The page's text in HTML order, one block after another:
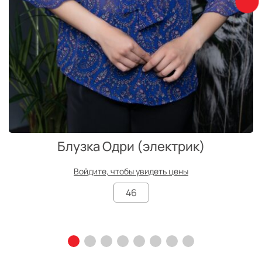
Блузка Одри (электрик)
Войдите, чтобы увидеть цены
46